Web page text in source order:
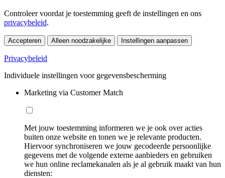
Controleer voordat je toestemming geeft de instellingen en ons
privacybeleid.
Accepteren Alleen noodzakelijke Instellingen aanpassen
Privacybeleid
Individuele instellingen voor gegevensbescherming
Marketing via Customer Match
Met jouw toestemming informeren we je ook over acties
buiten onze website en tonen we je relevante producten.
Hiervoor synchroniseren we jouw gecodeerde persoonlijke
gegevens met de volgende externe aanbieders en gebruiken
we hun online reclamekanalen als je al gebruik maakt van hun
diensten: